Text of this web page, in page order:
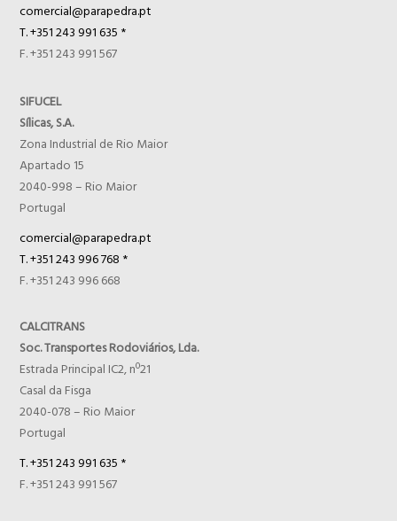
comercial@parapedra.pt
T. +351 243 991 635 *
F. +351 243 991 567
SIFUCEL
Sílicas, S.A.
Zona Industrial de Rio Maior
Apartado 15
2040-998 – Rio Maior
Portugal
comercial@parapedra.pt
T. +351 243 996 768 *
F. +351 243 996 668
CALCITRANS
Soc. Transportes Rodoviários, Lda.
Estrada Principal IC2, nº21
Casal da Fisga
2040-078 – Rio Maior
Portugal
T. +351 243 991 635 *
F. +351 243 991 567